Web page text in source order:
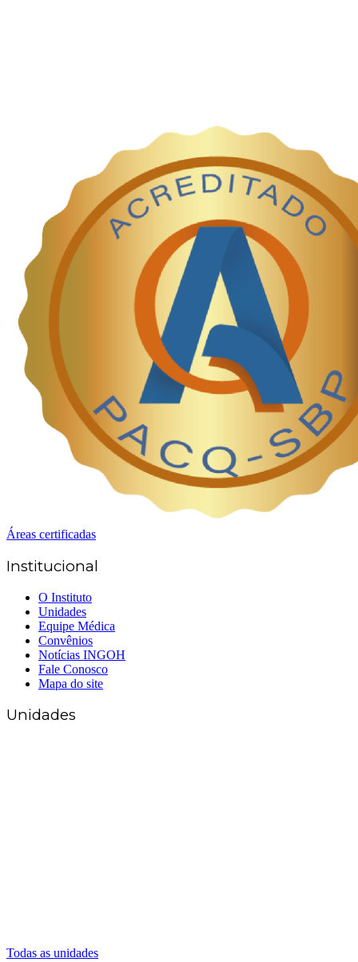
Áreas certificadas
Institucional
O Instituto
Unidades
Equipe Médica
Convênios
Notícias INGOH
Fale Conosco
Mapa do site
Unidades
Todas as unidades